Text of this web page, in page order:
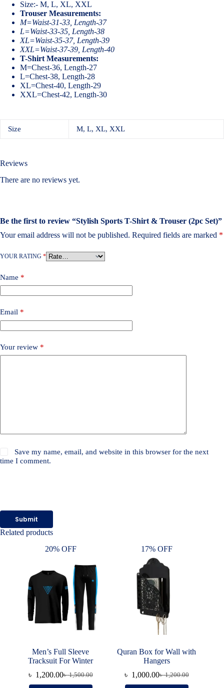
Size:- M, L, XL, XXL
Trouser Measurements:
M=Waist-31-33, Length-37
L=Waist-33-35, Length-38
XL=Waist-35-37, Length-39
XXL=Waist-37-39, Length-40
T-Shirt Measurements:
M=Chest-36, Length-27
L=Chest-38, Length-28
XL=Chest-40, Length-29
XXL=Chest-42, Length-30
Size M, L, XL, XXL
Reviews
There are no reviews yet.
Be the first to review “Stylish Sports T-Shirt & Trouser (2pc Set)”
Your email address will not be published. Required fields are marked *
YOUR RATING *
Name *
Email *
Your review *
Save my name, email, and website in this browser for the next
time I comment.
Submit
Related products
20% OFF
Men’s Full Sleeve
Tracksuit For Winter
৳1,500.00
Original
৳ 1,200.00Current
17% OFF
Quran Box for Wall with
Hangers
৳1,200.00
Original
৳ 1,000.00Current